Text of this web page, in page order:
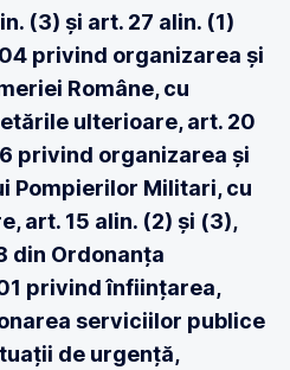
(3) și art. 27 alin. (1)
privind organizarea și
Române, cu
ulterioare, art. 20
privind organizarea și
Pompierilor Militari, cu
art. 15 alin. (2) și (3),
din Ordonanța
privind înființarea,
serviciilor publice
de urgență,